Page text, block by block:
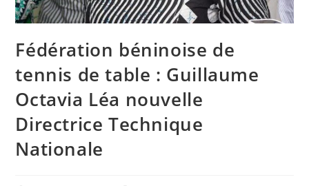
Fédération béninoise de
tennis de table : Guillaume
Octavia Léa nouvelle
Directrice Technique
Nationale